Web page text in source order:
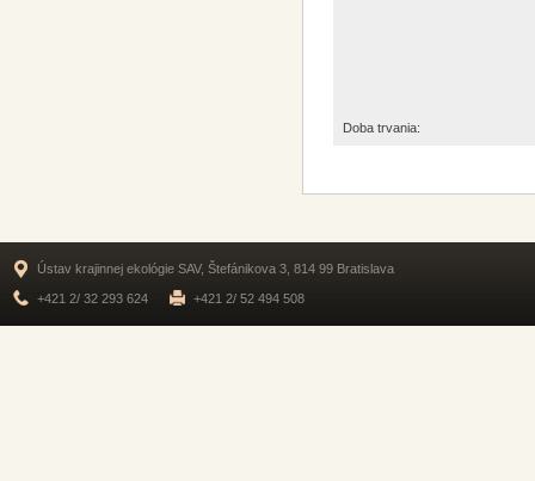
Doba trvania:
Ústav krajinnej ekológie SAV, Štefánikova 3, 814 99 Bratislava
+421 2/ 32 293 624 +421 2/ 52 494 508